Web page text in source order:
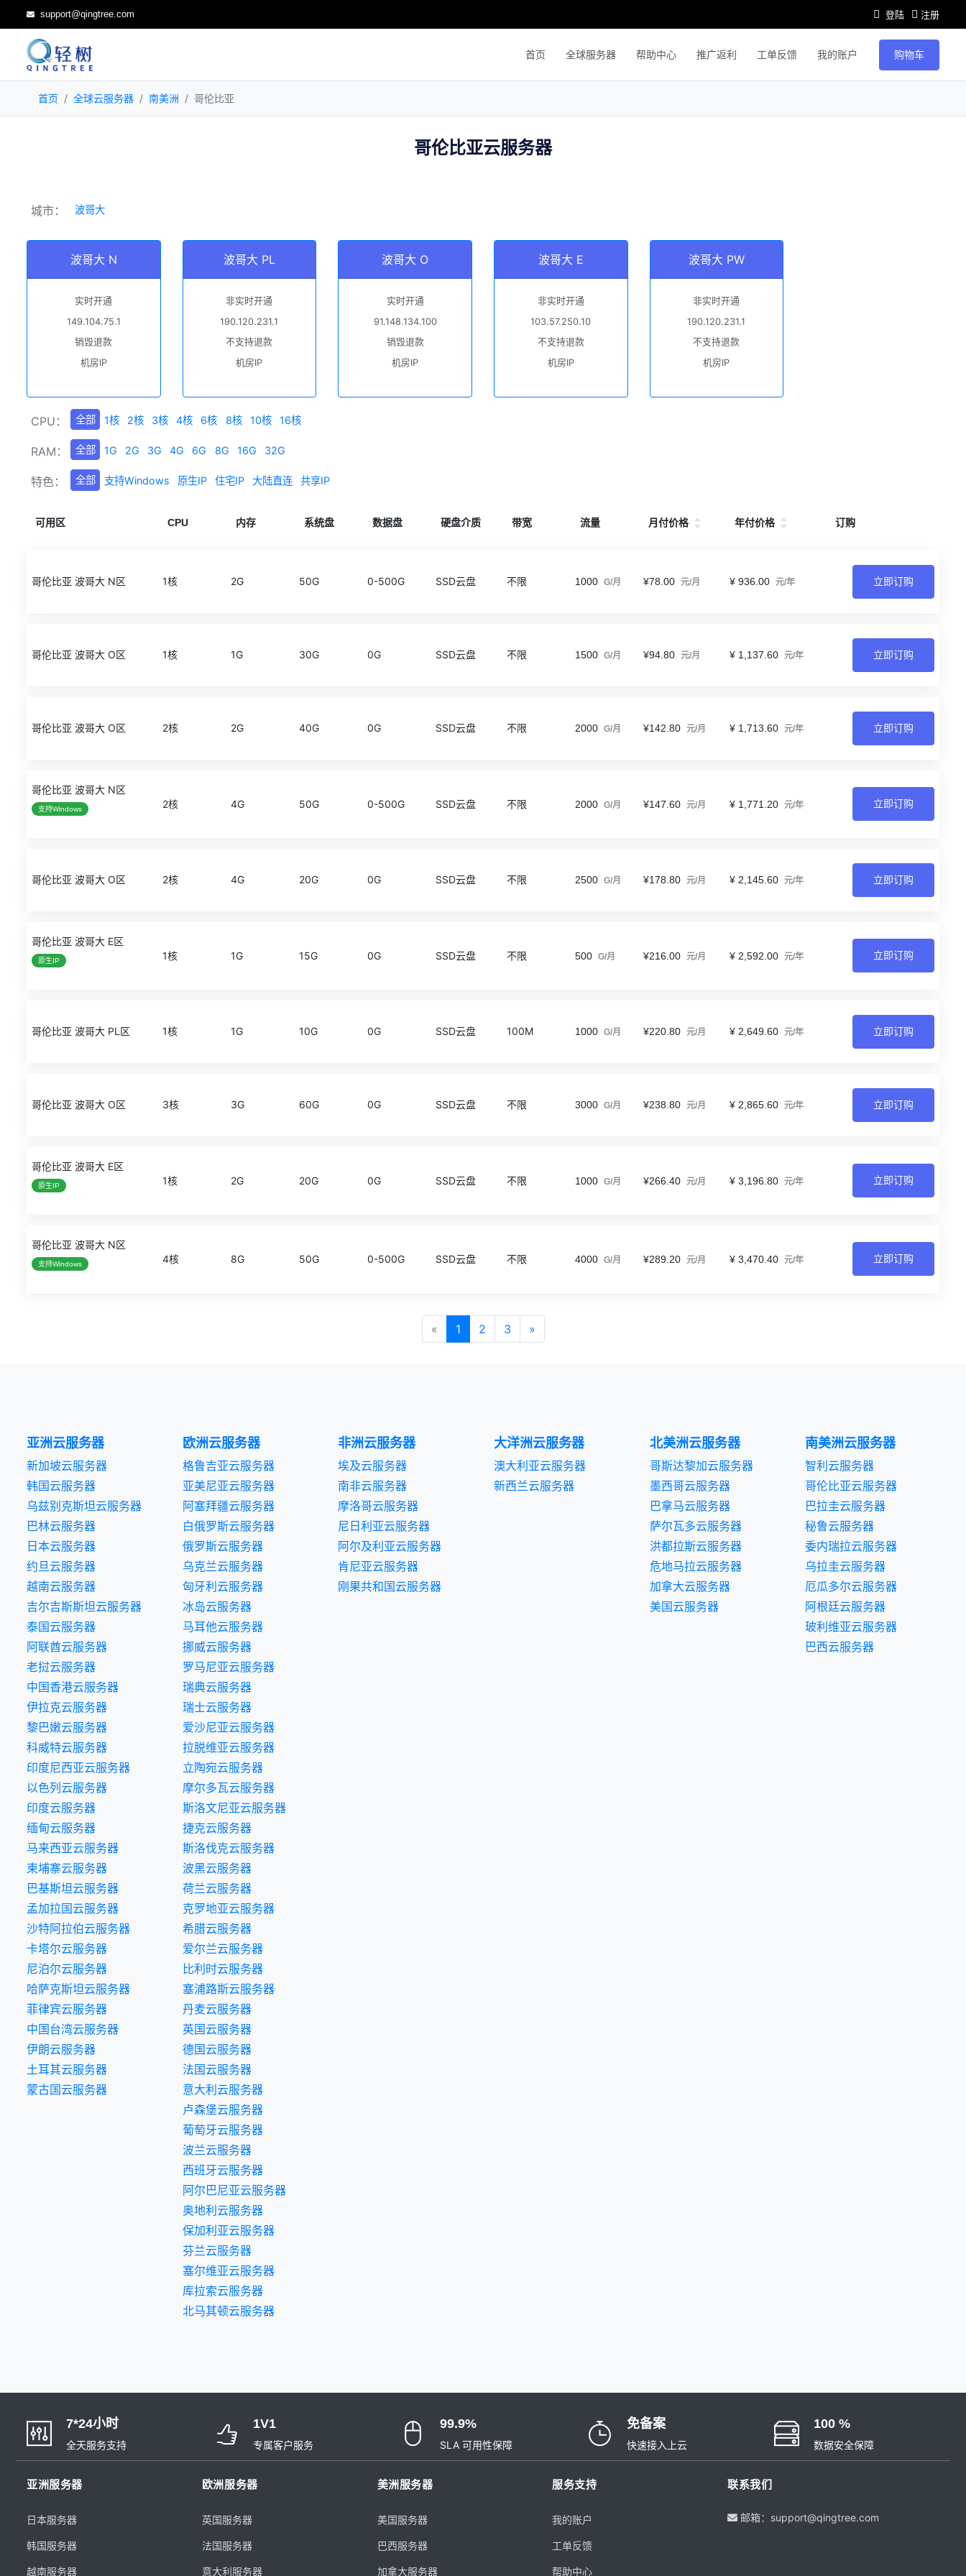
support@qingtree.com 登陆 注册
首页 全球服务器 帮助中心 推广返利 工单反馈 我的账户 购物车
首页 全球云服务器 南美洲 哥伦比亚
哥伦比亚云服务器
城市： 波哥大
波哥大 N
实时开通
149.104.75.1
销毁退款
机房IP
波哥大 PL
非实时开通
190.120.231.1
不支持退款
机房IP
波哥大 O
实时开通
91.148.134.100
销毁退款
机房IP
波哥大 E
非实时开通
103.57.250.10
不支持退款
机房IP
波哥大 PW
非实时开通
190.120.231.1
不支持退款
机房IP
CPU： 全部 1核 2核 3核 4核 6核 8核 10核 16核
RAM： 全部 1G 2G 3G 4G 6G 8G 16G 32G
特色： 全部 支持Windows 原生IP 住宅IP 大陆直连 共享IP
可用区 CPU 内存 系统盘 数据盘 硬盘介质 带宽 流量 月付价格 年付价格 订购
哥伦比亚 波哥大 N区 1核 2G 50G 0-500G SSD云盘 不限 1000 G/月 ¥78.00 元/月 ¥ 936.00 元/年 立即订购
哥伦比亚 波哥大 O区 1核 1G 30G 0G SSD云盘 不限 1500 G/月 ¥94.80 元/月 ¥ 1,137.60 元/年 立即订购
哥伦比亚 波哥大 O区 2核 2G 40G 0G SSD云盘 不限 2000 G/月 ¥142.80 元/月 ¥ 1,713.60 元/年 立即订购
哥伦比亚 波哥大 N区
支持Windows 2核 4G 50G 0-500G SSD云盘 不限 2000 G/月 ¥147.60 元/月 ¥ 1,771.20 元/年 立即订购
哥伦比亚 波哥大 O区 2核 4G 20G 0G SSD云盘 不限 2500 G/月 ¥178.80 元/月 ¥ 2,145.60 元/年 立即订购
哥伦比亚 波哥大 E区
原生IP 1核 1G 15G 0G SSD云盘 不限 500 G/月 ¥216.00 元/月 ¥ 2,592.00 元/年 立即订购
哥伦比亚 波哥大 PL区 1核 1G 10G 0G SSD云盘 100M 1000 G/月 ¥220.80 元/月 ¥ 2,649.60 元/年 立即订购
哥伦比亚 波哥大 O区 3核 3G 60G 0G SSD云盘 不限 3000 G/月 ¥238.80 元/月 ¥ 2,865.60 元/年 立即订购
哥伦比亚 波哥大 E区
原生IP 1核 2G 20G 0G SSD云盘 不限 1000 G/月 ¥266.40 元/月 ¥ 3,196.80 元/年 立即订购
哥伦比亚 波哥大 N区
支持Windows 4核 8G 50G 0-500G SSD云盘 不限 4000 G/月 ¥289.20 元/月 ¥ 3,470.40 元/年 立即订购
« 1 2 3 »
亚洲云服务器
新加坡云服务器
韩国云服务器
乌兹别克斯坦云服务器
巴林云服务器
日本云服务器
约旦云服务器
越南云服务器
吉尔吉斯斯坦云服务器
泰国云服务器
阿联酋云服务器
老挝云服务器
中国香港云服务器
伊拉克云服务器
黎巴嫩云服务器
科威特云服务器
印度尼西亚云服务器
以色列云服务器
印度云服务器
缅甸云服务器
马来西亚云服务器
柬埔寨云服务器
巴基斯坦云服务器
孟加拉国云服务器
沙特阿拉伯云服务器
卡塔尔云服务器
尼泊尔云服务器
哈萨克斯坦云服务器
菲律宾云服务器
中国台湾云服务器
伊朗云服务器
土耳其云服务器
蒙古国云服务器
欧洲云服务器
格鲁吉亚云服务器
亚美尼亚云服务器
阿塞拜疆云服务器
白俄罗斯云服务器
俄罗斯云服务器
乌克兰云服务器
匈牙利云服务器
冰岛云服务器
马耳他云服务器
挪威云服务器
罗马尼亚云服务器
瑞典云服务器
瑞士云服务器
爱沙尼亚云服务器
拉脱维亚云服务器
立陶宛云服务器
摩尔多瓦云服务器
斯洛文尼亚云服务器
捷克云服务器
斯洛伐克云服务器
波黑云服务器
荷兰云服务器
克罗地亚云服务器
希腊云服务器
爱尔兰云服务器
比利时云服务器
塞浦路斯云服务器
丹麦云服务器
英国云服务器
德国云服务器
法国云服务器
意大利云服务器
卢森堡云服务器
葡萄牙云服务器
波兰云服务器
西班牙云服务器
阿尔巴尼亚云服务器
奥地利云服务器
保加利亚云服务器
芬兰云服务器
塞尔维亚云服务器
库拉索云服务器
北马其顿云服务器
非洲云服务器
埃及云服务器
南非云服务器
摩洛哥云服务器
尼日利亚云服务器
阿尔及利亚云服务器
肯尼亚云服务器
刚果共和国云服务器
大洋洲云服务器
澳大利亚云服务器
新西兰云服务器
北美洲云服务器
哥斯达黎加云服务器
墨西哥云服务器
巴拿马云服务器
萨尔瓦多云服务器
洪都拉斯云服务器
危地马拉云服务器
加拿大云服务器
美国云服务器
南美洲云服务器
智利云服务器
哥伦比亚云服务器
巴拉圭云服务器
秘鲁云服务器
委内瑞拉云服务器
乌拉圭云服务器
厄瓜多尔云服务器
阿根廷云服务器
玻利维亚云服务器
巴西云服务器
7*24小时
全天服务支持
1V1
专属客户服务
99.9%
SLA 可用性保障
免备案
快速接入上云
100 %
数据安全保障
亚洲服务器
日本服务器
韩国服务器
越南服务器
欧洲服务器
英国服务器
法国服务器
意大利服务器
美洲服务器
美国服务器
巴西服务器
加拿大服务器
服务支持
我的账户
工单反馈
帮助中心
联系我们
邮箱：support@qingtree.com